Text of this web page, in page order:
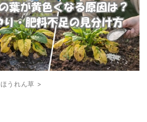
ほうれん草 >